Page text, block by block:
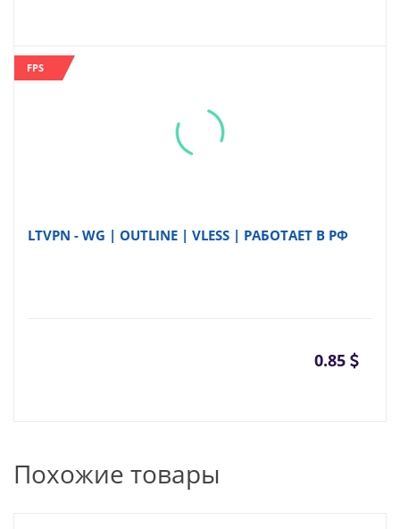
FPS
LTVPN - WG | OUTLINE | VLESS | РАБОТАЕТ В РФ
0.85
Похожие товары